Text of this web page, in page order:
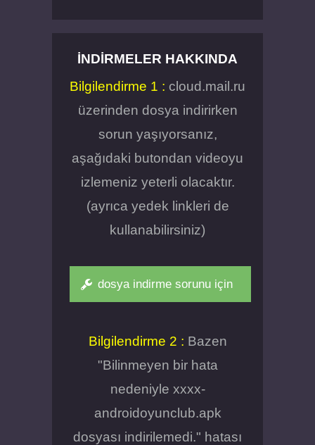
İNDIRMELER HAKKINDA
Bilgilendirme 1 : cloud.mail.ru
üzerinden dosya indirirken
sorun yaşıyorsanız,
aşağıdaki butondan videoyu
izlemeniz yeterli olacaktır.
(ayrıca yedek linkleri de
kullanabilirsiniz)
dosya indirme sorunu için
Bilgilendirme 2 : Bazen
"Bilinmeyen bir hata
nedeniyle xxxx-
androidoyunclub.apk
dosyası indirilemedi." hatası